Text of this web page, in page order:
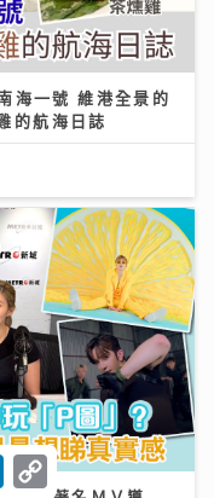
海一號 維港全景的
的航海日誌
L
C
o